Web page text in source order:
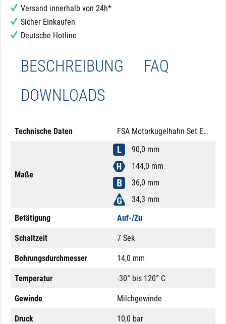
Versand innerhalb von 24h*
Sicher Einkaufen
Deutsche Hotline
BESCHREIBUNG
FAQ
DOWNLOADS
Technische Daten FSA Motorkugelhahn Set Edelstahl 316 DN15 12V DC Auf-/Zu Mutter Messing LED M12x1 5-Pol Spannungssignal
Maße
90,0 mm
144,0 mm
36,0 mm
34,3 mm
Betätigung
Auf-/Zu
Schaltzeit 7 Sek
Bohrungsdurchmesser 14,0 mm
Temperatur -30° bis 120° C
Gewinde Milchgewinde
Druck 10,0 bar